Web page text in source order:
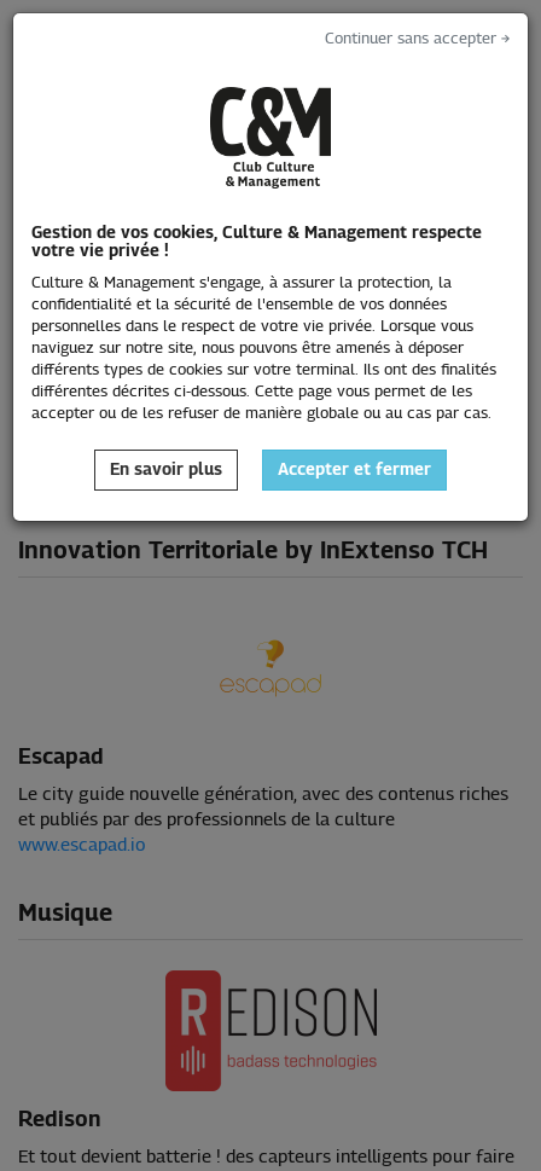
Le Prix Innovation
Édition 2020
Innovation Territoriale by InExtenso TCH
Escapad
Le city guide nouvelle génération, avec des contenus riches
et publiés par des professionnels de la culture
www.escapad.io
Musique
Redison
Et tout devient batterie ! des capteurs intelligents pour faire
Continuer sans accepter →
Gestion de vos cookies, Culture & Management respecte
votre vie privée !
Culture & Management s'engage, à assurer la protection, la
confidentialité et la sécurité de l'ensemble de vos données
personnelles dans le respect de votre vie privée. Lorsque vous
naviguez sur notre site, nous pouvons être amenés à déposer
différents types de cookies sur votre terminal. Ils ont des finalités
différentes décrites ci-dessous. Cette page vous permet de les
accepter ou de les refuser de manière globale ou au cas par cas.
En savoir plus Accepter et fermer